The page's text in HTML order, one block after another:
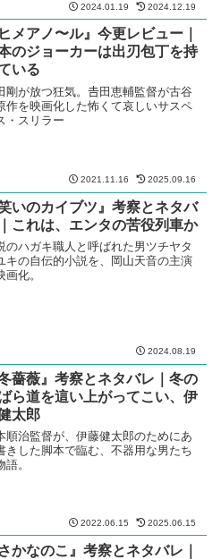
2024.01.19 2024.12.19
ヒメアノ〜ル』今更レビュー｜
のジョーカーは出刃包丁を持
いる
剛が放つ狂気。𠮷田恵輔監督が古谷
作を映画化した怖くて哀しいサスペ
・スリラー
2021.11.16 2025.09.16
笑いのカイブツ』考察とネタバ
これは、エンタの苦役列車か
のハガキ職人と呼ばれた男ツチヤタ
キの自伝的小説を、岡山天音の主演
画化。
2024.08.19
冬薔薇』考察とネタバレ｜冬の
ら道を這い上がってこい、伊
太郎
順治監督が、伊藤健太郎のためにあ
きした脚本で臨む、不器用な男たち
語。
2022.06.15 2025.06.15
さかなのこ』考察とネタバレ｜